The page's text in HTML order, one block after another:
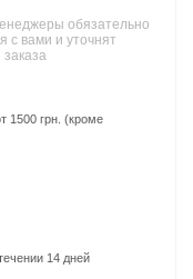
обязательно
с вами и уточнят
заказа
1500 грн. (кроме
14 дней